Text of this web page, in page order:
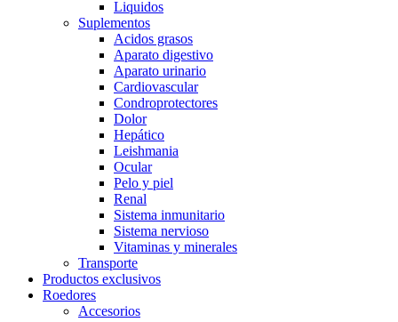
Liquidos
Suplementos
Acidos grasos
Aparato digestivo
Aparato urinario
Cardiovascular
Condroprotectores
Dolor
Hepático
Leishmania
Ocular
Pelo y piel
Renal
Sistema inmunitario
Sistema nervioso
Vitaminas y minerales
Transporte
Productos exclusivos
Roedores
Accesorios